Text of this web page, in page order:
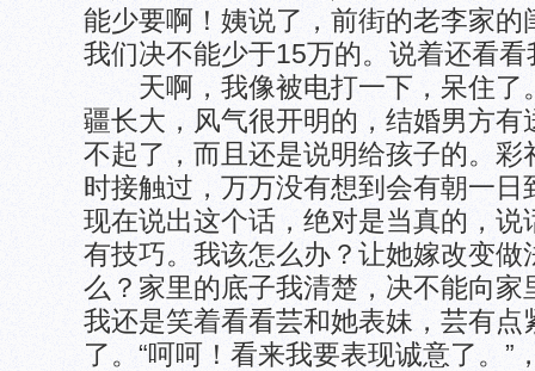
能少要啊！姨说了，前街的老李家
我们决不能少于15万的。说着还看
天啊，我像被电打一下，呆住了
疆长大，风气很开明的，结婚男方
不起了，而且还是说明给孩子的。彩
时接触过，万万没有想到会有朝一
现在说出这个话，绝对是当真的，说
有技巧。我该怎么办？让她嫁改变做
么？家里的底子我清楚，决不能向家
我还是笑着看看芸和她表妹，芸有点
了。“呵呵！看来我要表现诚意了。”